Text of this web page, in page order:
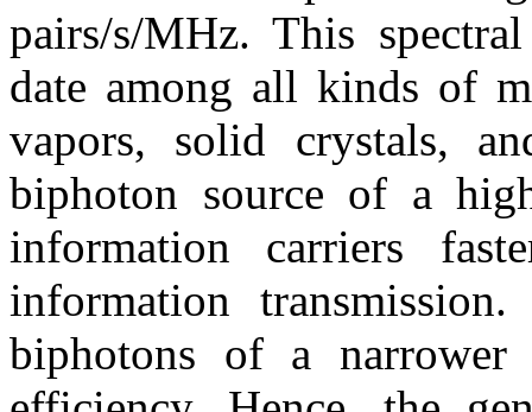
pairs/s/MHz. This
date among all kinds of
vapors, solid crystals,
biphoton source of a
information carriers
information
biphotons of a